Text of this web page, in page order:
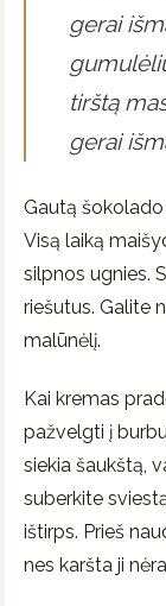
gerai
tirštą
gerai
Gautą
Visą laiką
silpnos ugnies.
riešutus. Galite
malūnėlį.
Kai kremas
pažvelgti į
siekia šaukštą,
suberkite
ištirps. Prieš
nes karšta ji